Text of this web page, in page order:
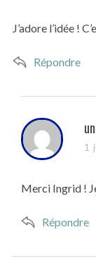
s
J’adore l’idée !
Répondre
s
a
s
1
Merci Ingrid !
Répondre